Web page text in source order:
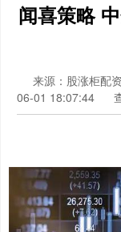
闻喜策略
来源：股涨柜配
06-01 18:07:44